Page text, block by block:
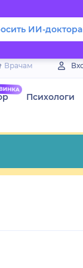
ИИ-
Врачам
Психологи